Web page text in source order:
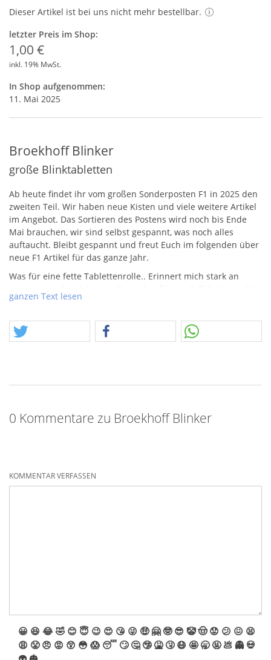
Dieser Artikel ist bei uns nicht mehr bestellbar.
letzter Preis im Shop:
1,00 €
inkl. 19% MwSt.
In Shop aufgenommen:
11. Mai 2025
Broekhoff Blinker
große Blinktabletten
Ab heute findet ihr vom großen Sonderposten F1 in 2025 den
zweiten Teil. Wir haben neue Kisten und viele weitere Artikel
im Angebot. Das Sortieren des Postens wird noch bis Ende
Mai brauchen, wir sind selbst gespannt, was noch alles
auftaucht. Bleibt gespannt und freut Euch im folgenden über
neue F1 Artikel für das ganze Jahr.
Was für eine fette Tablettenrolle.. Erinnert mich stark an
einen Hyper Breakdancer. Es sind auf jeden Fall 2 dickere Bits
enthalten, müssten wir mal zünden… oder kennt die jemand?
ganzen Text lesen
0 Kommentare zu Broekhoff Blinker
KOMMENTAR VERFASSEN
😀 😆 😂🤣 😊 😇 😉 😍 😘 😜 🤑 🤗 🤓 😎 🤡🤠 😟 😕 😖 😫
😩 😤 😠 😡 😲 😳 😱 😴 🙄 🤔 🤥 🤮 🤧 😷 🤩 🥱 🤬 💩 👻 💀